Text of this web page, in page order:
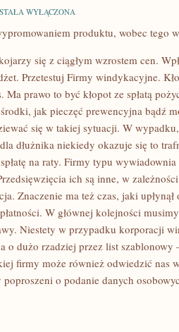
WYŁĄCZONA
produktu, wobec tego
się z ciągłym wzrostem cen.
Przetestuj Firmy windykacyjne.
Ma prawo to być kłopot ze spłatą
jak pieczęć prewencyjna bądź
się w takiej sytuacji. W
dłużnika niekiedy okazuje się to
na raty. Firmy typu wywiadownia
ich są inne, w
Znaczenie ma też czas, jaki
W głównej kolejności
Niestety w przypadku korporacji
o dużo rzadziej przez list
firmy może również odwiedzić nas
o podanie danych